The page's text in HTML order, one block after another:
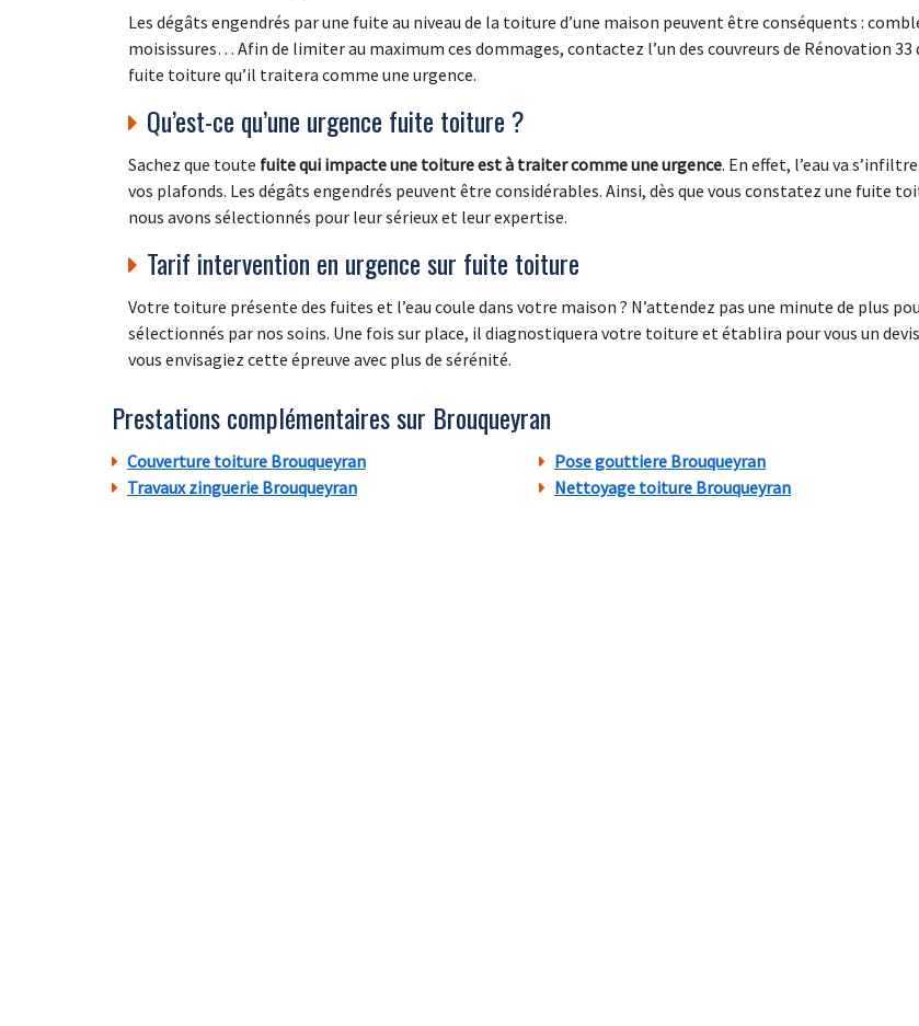
Les dégâts engendrés par une fuite au niveau de la toiture d’une maison peuvent être conséquents :
moisissures… Afin de limiter au maximum ces dommages, contactez l’un des couvreurs de Rénovation 33
fuite toiture qu’il traitera comme une urgence.
Qu’est-ce qu’une urgence fuite toiture ?
Sachez que toute fuite qui impacte une toiture est à traiter comme une urgence. En effet, l’eau va
vos plafonds. Les dégâts engendrés peuvent être considérables. Ainsi, dès que vous constatez une fuite
nous avons sélectionnés pour leur sérieux et leur expertise.
Tarif intervention en urgence sur fuite toiture
Votre toiture présente des fuites et l’eau coule dans votre maison ? N’attendez pas une minute de plus
sélectionnés par nos soins. Une fois sur place, il diagnostiquera votre toiture et établira pour vous un
vous envisagiez cette épreuve avec plus de sérénité.
Prestations complémentaires sur Brouqueyran
Couverture toiture Brouqueyran
Travaux zinguerie Brouqueyran
Pose gouttiere Brouqueyran
Nettoyage toiture Brouqueyran